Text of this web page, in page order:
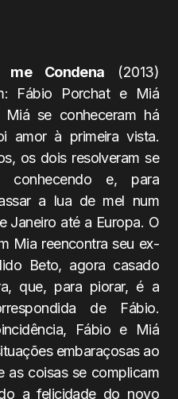
me Condena (2013)
Fábio Porchat e Miá
se conheceram há
amor à primeira vista.
os dois resolveram se
e, para
a lua de mel num
Janeiro até a Europa. O
Mia reencontra seu ex-
Beto, agora casado
que, para piorar, é a
de Fábio.
Fábio e Miá
embaraçosas ao
as coisas se complicam
a felicidade do novo